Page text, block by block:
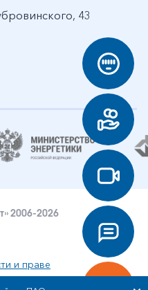
43
2006-2026
и праве